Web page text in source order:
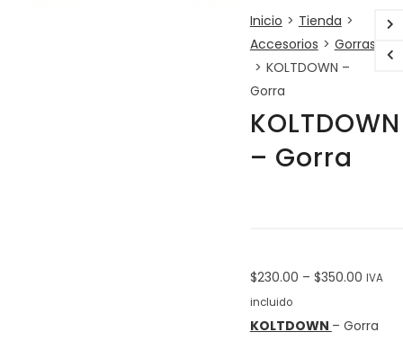
Inicio > Tienda >
Accesorios > Gorras
> KOLTDOWN –
Gorra
KOLTDOWN
– Gorra
$230.00 – $350.00Price
IVA
incluido
KOLTDOWN – Gorra
bordado
unitalla
ajustable
Negro
Material:
80%
acrílico
Tallas:
ajustable